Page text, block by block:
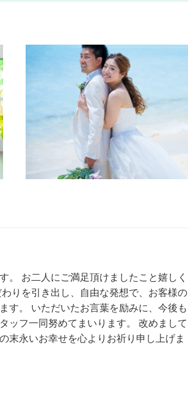
。 お二人にご満足頂けましたこと嬉しく
りを引き出し、自由な発想で、お客様の
す。 いただいたお言葉を励みに、今後も
ッフ一同努めてまいります。 改めまして
末永いお幸せを心よりお祈り申し上げま